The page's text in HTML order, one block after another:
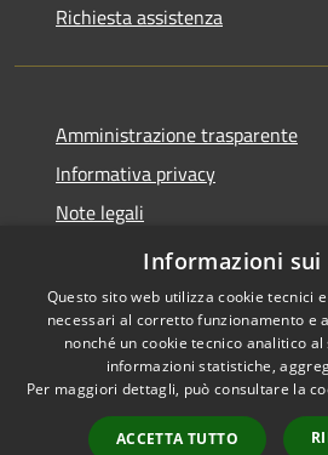
Richiesta assistenza
Amministrazione trasparente
Informativa privacy
Note legali
Dichiarazione di accessibilità
Accessibilità
Informazioni sui
Questo sito web utilizza cookie tecnici
necessari al corretto funzionamento e
nonché un cookie tecnico analitico
informazioni statistiche,
Per maggiori dettagli, può consultare la
ACCETTA TUTTO